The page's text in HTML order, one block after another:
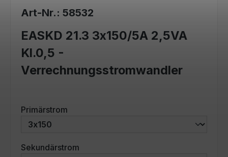
Art-Nr.: 58532
EASKD 21.3 3x150/5A 2,5VA
Kl.0,5 -
Verrechnungsstromwandler
Primärstrom
Sekundärstrom